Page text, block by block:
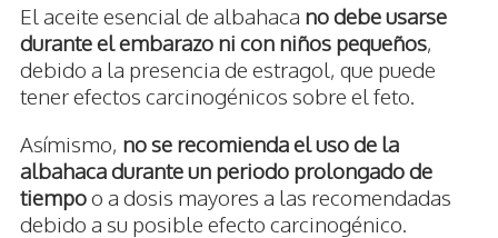
El aceite esencial de albahaca no debe usarse
durante el embarazo ni con niños pequeños,
debido a la presencia de estragol, que puede
tener efectos carcinogénicos sobre el feto.
Asímismo, no se recomienda el uso de la
albahaca durante un periodo prolongado de
tiempoo a dosis mayores a las recomendadas
debido a su posible efecto carcinogénico.